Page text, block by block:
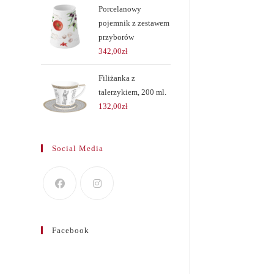
Porcelanowy
pojemnik z zestawem
przyborów
342,00zł
Filiżanka z
talerzykiem, 200 ml.
132,00zł
Social Media
Facebook